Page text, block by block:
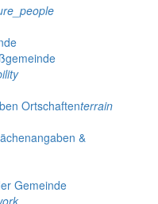
Ortschaftenterrain
&
Gemeinde